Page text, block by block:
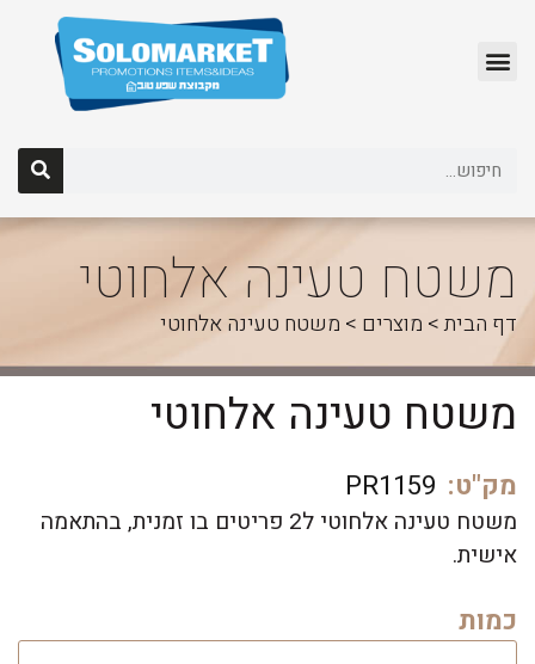
משטח טעינה אלחוטי
דף הבית> מוצרים > משטח טעינה אלחוטי
משטח טעינה אלחוטי
מק"ט: PR1159
משטח טעינה אלחוטי ל2 פריטים בו זמנית, בהתאמה
אישית.
כמות